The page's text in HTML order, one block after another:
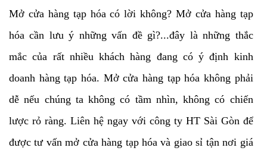
Mở cửa hàng tạp hóa có lời không? Mở cửa hàng tạp
hóa cần lưu ý những vấn đề gì?...đây là những thắc
mắc của rất nhiều khách hàng đang có ý định kinh
doanh hàng tạp hóa. Mở cửa hàng tạp hóa không phải
dễ nếu chúng ta không có tầm nhìn, không có chiến
lược rỏ ràng. Liên hệ ngay với công ty HT Sài Gòn để
được tư vấn mở cửa hàng tạp hóa và giao sỉ tận nơi giá